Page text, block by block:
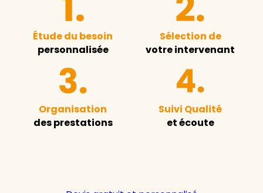
Étude du besoin
personnalisée
Sélection de
votre intervenant
Organisation
des prestations
Suivi Qualité
et écoute